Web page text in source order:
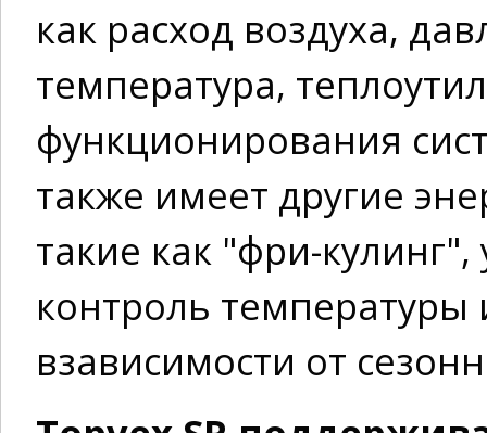
как расход воздуха,
температура,
функционирования
также имеет другие
такие как "фри-
контроль температуры
взависимости от